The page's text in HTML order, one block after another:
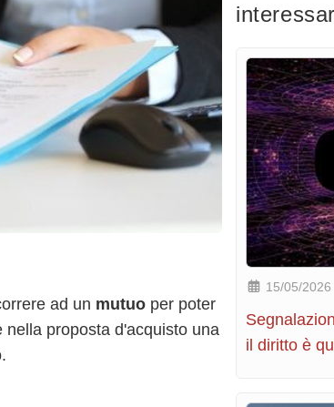
ad un mutuo per poter
proposta d'acquisto una
15/05/2026
il diritto è